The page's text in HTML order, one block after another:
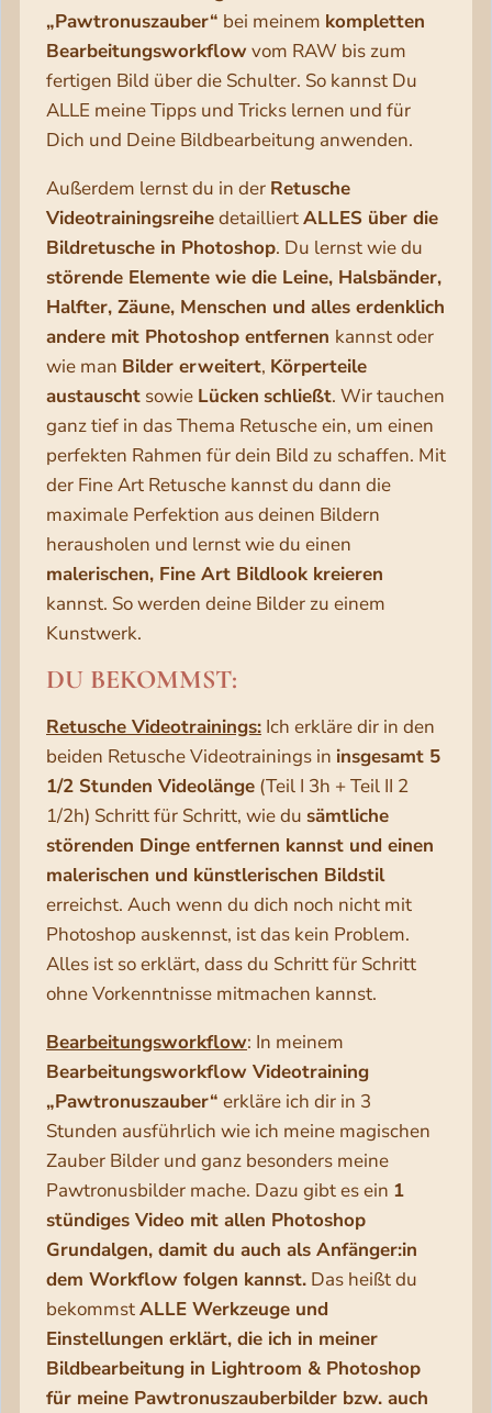
„Pawtronuszauber“ bei meinem kompletten
Bearbeitungsworkflow vom RAW bis zum
fertigen Bild über die Schulter. So kannst Du
ALLE meine Tipps und Tricks lernen und für
Dich und Deine Bildbearbeitung anwenden.
Außerdem lernst du in der Retusche
VideotrainingsreihedetailliertALLES über die
Bildretusche in Photoshop. Du lernst wie du
störende Elemente wie die Leine, Halsbänder,
Halfter, Zäune, Menschen und alles erdenklich
andere mit Photoshop entfernen kannst oder
wie man Bilder erweitert, Körperteile
austauscht sowie Lücken schließt. Wir tauchen
ganz tief in das Thema Retusche ein, um einen
perfekten Rahmen für dein Bild zu schaffen. Mit
der Fine Art Retusche kannst du dann die
maximale Perfektion aus deinen Bildern
herausholen und lernst wie du einen
malerischen, Fine Art Bildlook kreieren
kannst. So werden deine Bilder zu einem
Kunstwerk.
DU BEKOMMST:
Retusche Videotrainings: Ich erkläre dir in den
beiden Retusche Videotrainings in insgesamt 5
1/2 Stunden Videolänge (Teil I 3h + Teil II 2
1/2h) Schritt für Schritt, wie du sämtliche
störenden Dinge entfernen kannst und einen
malerischen und künstlerischen Bildstil
erreichst. Auch wenn du dich noch nicht mit
Photoshop auskennst, ist das kein Problem.
Alles ist so erklärt, dass du Schritt für Schritt
ohne Vorkenntnisse mitmachen kannst.
Bearbeitungsworkflow: In meinem
Bearbeitungsworkflow Videotraining
„Pawtronuszauber“ erkläre ich dir in 3
Stunden ausführlich wie ich meine magischen
Zauber Bilder und ganz besonders meine
Pawtronusbilder mache. Dazu gibt es ein 1
stündiges Video mit allen Photoshop
Grundalgen, damit du auch als Anfänger:in
dem Workflow folgen kannst. Das heißt du
bekommstALLE Werkzeuge und
Einstellungen erklärt, die ich in meiner
Bildbearbeitung in Lightroom & Photoshop
für meine Pawtronuszauberbilder bzw. auch